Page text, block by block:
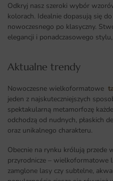
Odkryj nasz szeroki wybór
kolorach. Idealnie dopasują się
nowoczesnego po klasyczny.
elegancji i ponadczasowego
Aktualne trendy​
Nowoczesne wielkoformatowe
jeden z najskuteczniejszych
spektakularną metamorfozę
odchodzą od nudnych, płaskich
oraz unikalnego charakteru.
Obecnie na rynku królują przede
przyrodnicze – wielkoformatowe
zamglone lasy czy subtelne,